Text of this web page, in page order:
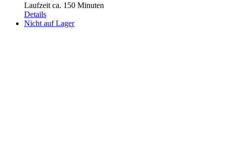
Laufzeit ca. 150 Minuten
Details
Nicht auf Lager